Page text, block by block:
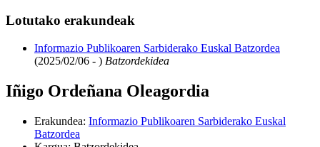
Lotutako erakundeak
Informazio Publikoaren Sarbiderako Euskal Batzordea
(2025/02/06 - ) Batzordekidea
Iñigo Ordeñana Oleagordia
Erakundea: Informazio Publikoaren Sarbiderako Euskal
Batzordea